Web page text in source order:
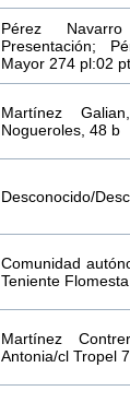
Pérez
Presentación;
Mayor 274 pl:02
Martínez
Nogueroles, 48 b
Desconocido/
Comunidad
Teniente
Martínez
Antonia/cl Tropel